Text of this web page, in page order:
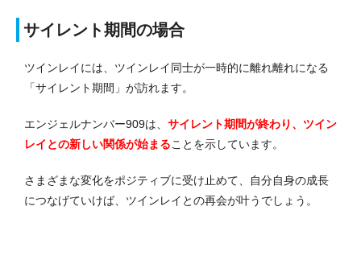
サイレント期間の場合
ツインレイには、ツインレイ同士が一時的に離れ離れになる
「サイレント期間」が訪れます。
エンジェルナンバー909は、 サイレント期間が終わり、ツイン
レイとの新しい関係が始まることを示しています。
さまざまな変化をポジティブに受け止めて、自分自身の成長
につなげていけば、ツインレイとの再会が叶うでしょう。